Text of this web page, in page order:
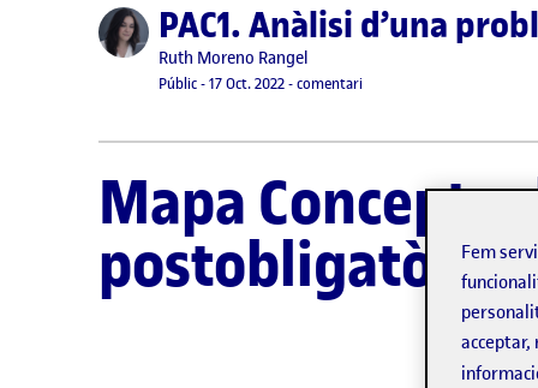
Publicat perPAC1. Anàlisi d’una
Publicat per
Ruth Moreno Rangel
Visibilitat:
Públic-Data de publicació
17 Oct. 202227 setembre, 2023 12:41 pm
-comentariel PAC1. Anàlisi d’una
Mapa
postobligatòria
Fem